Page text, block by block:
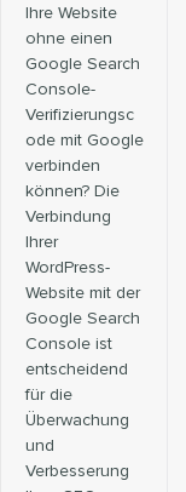
Ihre Website
ohne einen
Google Search
Console-
Verifizierungsc
ode mit Google
verbinden
können? Die
Verbindung
Ihrer
WordPress-
Website mit der
Google Search
Console ist
entscheidend
für die
Überwachung
und
Verbesserung